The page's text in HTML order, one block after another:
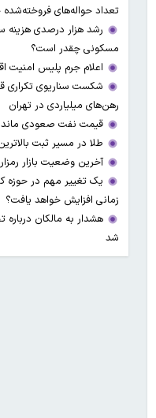
تعداد حواله‌های
رشد هزار درصدی
مسکونی چقدر است؟
اعلام جرم پلیس امنیت
شکست سناریوی تکراری
رهن‌های میلیاردی در تهران
قیمت نفت صعودی ماند
طلا در مسیر ثبت
آخرین وضعیت بازار رمزارزها در
یک تغییر مهم در حوزه
زمانی افزایش خواهد یافت؟
هشدار به مالکان
شد